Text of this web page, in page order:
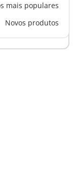
mais populares
Novos produtos